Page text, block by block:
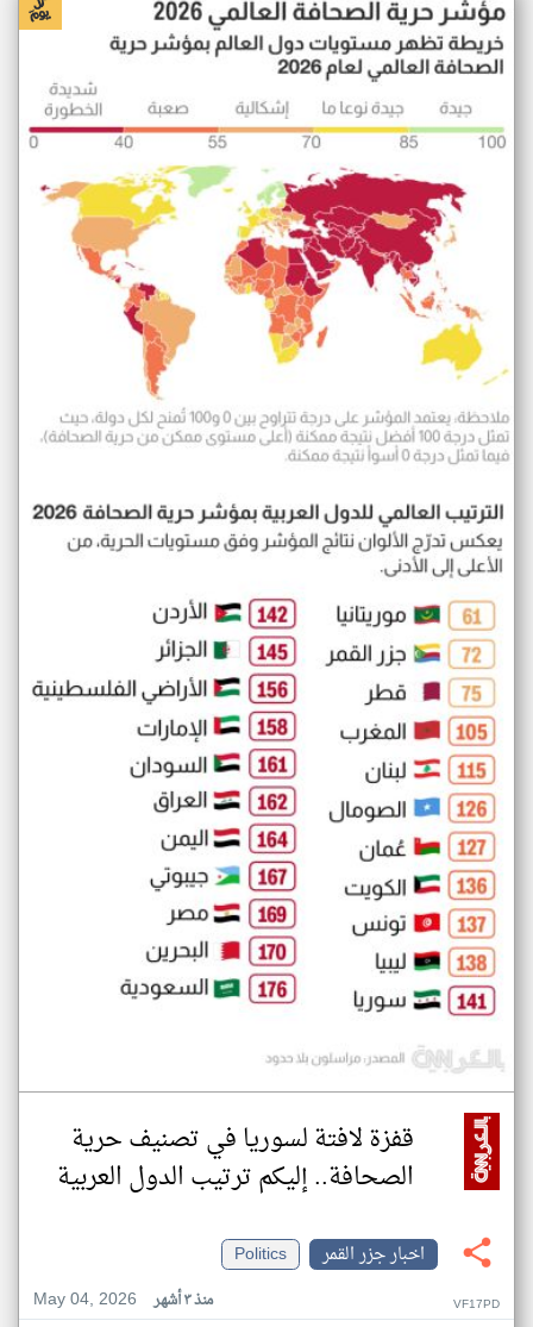
قفزة لافتة لسوريا في تصنيف حرية
الصحافة.. إليكم ترتيب الدول العربية
اخبار جزر القمر
Politics
May 04, 2026
منذ ٣ أشهر VF17PD